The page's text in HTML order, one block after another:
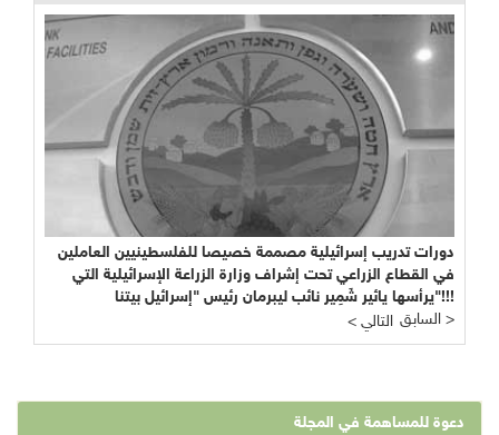
دورات تدريب إسرائيلية مصممة خصيصا للفلسطينيين العاملين
في القطاع الزراعي تحت إشراف وزارة الزراعة الإسرائيلية التي
يرأسها يائير شَمِير نائب ليبرمان رئيس "إسرائيل بيتنا"!!!
< التالي
السابق >
دعوة للمساهمة في المجلة